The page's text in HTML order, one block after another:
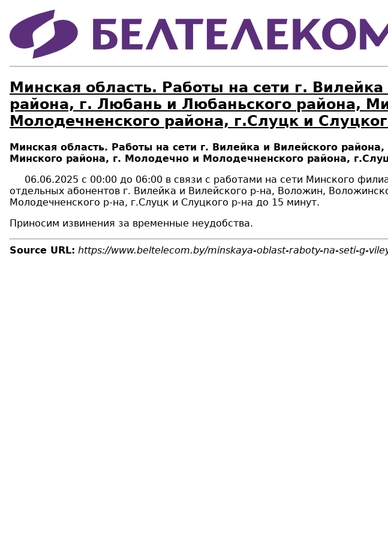
Минская область. Работы на сети г.
района, г. Любань и Любаньского района,
Молодечненского района, г.Слуцк и
Минская область. Работы на сети г. Вилейка и Вилейского
Минского района, г. Молодечно и Молодечненского района,
06.06.2025 с 00:00 до 06:00 в связи с работами на сети Минского
отдельных абонентов г. Вилейка и Вилейского р-на, Воложин,
Молодечненского р-на, г.Слуцк и Слуцкого р-на до 15 минут.
Приносим извинения за временные неудобства.
Source URL: https://www.beltelecom.by/minskaya-oblast-raboty-na-seti-g-